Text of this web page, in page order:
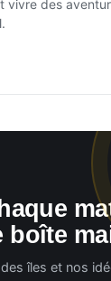
vivre des
boîte
des îles et nos